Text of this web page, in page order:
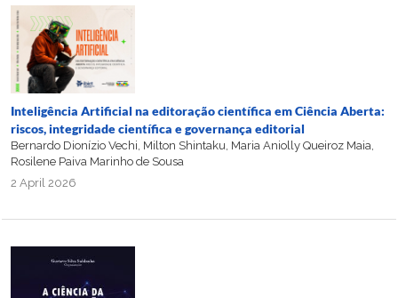
Inteligência Artificial na editoração científica em Ciência Aberta:
riscos, integridade científica e governança editorial
Bernardo Dionízio Vechi, Milton Shintaku, Maria Aniolly Queiroz Maia,
Rosilene Paiva Marinho de Sousa
2 April 2026